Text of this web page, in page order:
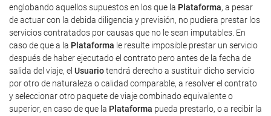
englobando aquellos supuestos en los que la Plataforma, a pesar
de actuar con la debida diligencia y previsión, no pudiera prestar los
servicios contratados por causas que no le sean imputables. En
caso de que a la Plataforma le resulte imposible prestar un servicio
después de haber ejecutado el contrato pero antes de la fecha de
salida del viaje, el Usuariotendrá derecho a sustituir dicho servicio
por otro de naturaleza o calidad comparable, a resolver el contrato
y seleccionar otro paquete de viaje combinado equivalente o
superior, en caso de que la Plataforma pueda prestarlo, o a recibir la